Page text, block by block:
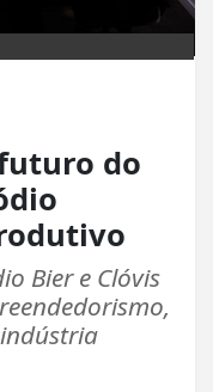
do
Bier e Clóvis